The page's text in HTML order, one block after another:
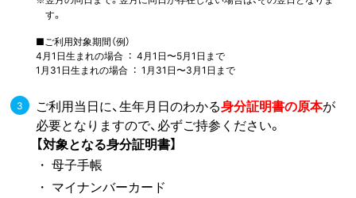
す。
■ご利用対象期間（例）
4月1日生まれの場合 ： 4月1日〜5月1日まで
1月31日生まれの場合 ： 1月31日〜3月1日まで
ご利用当日に、生年月日のわかる身分証明書の原本が
必要となりますので、必ずご持参ください。
【対象となる身分証明書】
母子手帳
マイナンバーカード